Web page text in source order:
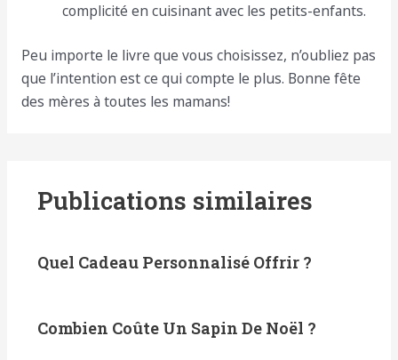
complicité en cuisinant avec les petits-enfants.
Peu importe le livre que vous choisissez, n’oubliez pas
que l’intention est ce qui compte le plus. Bonne fête
des mères à toutes les mamans!
Publications similaires
Quel Cadeau Personnalisé Offrir ?
Combien Coûte Un Sapin De Noël ?